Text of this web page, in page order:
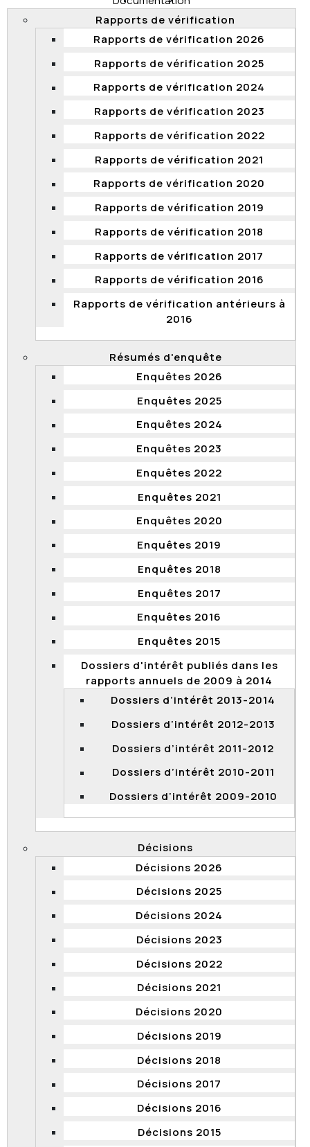
Rapports de vérification
Rapports de vérification 2026
Rapports de vérification 2025
Rapports de vérification 2024
Rapports de vérification 2023
Rapports de vérification 2022
Rapports de vérification 2021
Rapports de vérification 2020
Rapports de vérification 2019
Rapports de vérification 2018
Rapports de vérification 2017
Rapports de vérification 2016
Rapports de vérification antérieurs à
2016
Résumés d'enquête
Enquêtes 2026
Enquêtes 2025
Enquêtes 2024
Enquêtes 2023
Enquêtes 2022
Enquêtes 2021
Enquêtes 2020
Enquêtes 2019
Enquêtes 2018
Enquêtes 2017
Enquêtes 2016
Enquêtes 2015
Dossiers d'intérêt publiés dans les
rapports annuels de 2009 à 2014
Dossiers d’intérêt 2013-2014
Dossiers d’intérêt 2012-2013
Dossiers d’intérêt 2011-2012
Dossiers d’intérêt 2010-2011
Dossiers d’intérêt 2009-2010
Décisions
Décisions 2026
Décisions 2025
Décisions 2024
Décisions 2023
Décisions 2022
Décisions 2021
Décisions 2020
Décisions 2019
Décisions 2018
Décisions 2017
Décisions 2016
Décisions 2015
l’organisation.
Date de transmission des documents :14
Date de diffusion : 14 novembre 2025
Document
Objet de la demande : Tous les documents
détenus par la Commission concernant les
Date de transmission des documents : 1er août
2025
Date de diffusion : 1er août 2025
Documents transmis
Document
Document
Document
Document
Document
Document
Objet de la demande : Pour la période de 2019 à
2024, tous les documents détenus par la
Commission, qui concernent l’évaluation de la
performance de l’organisation et des membres du
Date de diffusion : 4 juin 2025
Documents transmis
Décision
Objet de la demande : Pour l’année 2024, liste des
par ministère ou organisme défendeur et liste des
enquêtes menées par la Commission présentées
2025
Date de diffusion : 5 mars 2025
Documents transmis
Décision
Document
Document
Objet de la demande : Pour les années 2019 à